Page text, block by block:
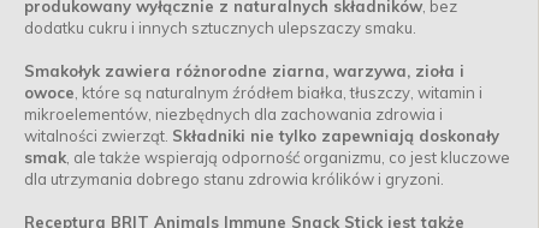
produkowany wyłącznie z naturalnych składników , bez
dodatku cukru i innych sztucznych ulepszaczy smaku.
Smakołyk zawiera różnorodne ziarna, warzywa, zioła i
owoce , które są naturalnym źródłem białka, tłuszczy, witamin i
mikroelementów, niezbędnych dla zachowania zdrowia i
witalności zwierząt. Składniki nie tylko zapewniają doskonały
smak , ale także wspierają odporność organizmu, co jest kluczowe
dla utrzymania dobrego stanu zdrowia królików i gryzoni.
Receptura BRIT Animals Immune Snack Stick jest także